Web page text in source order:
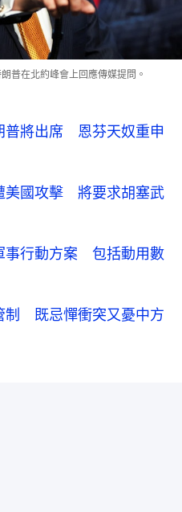
普在北約峰會上回應傳媒提問。
普將出席 恩芬天奴重申
美國攻擊 將要求胡塞武
事行動方案 包括動用數
制 既忌憚衝突又憂中方